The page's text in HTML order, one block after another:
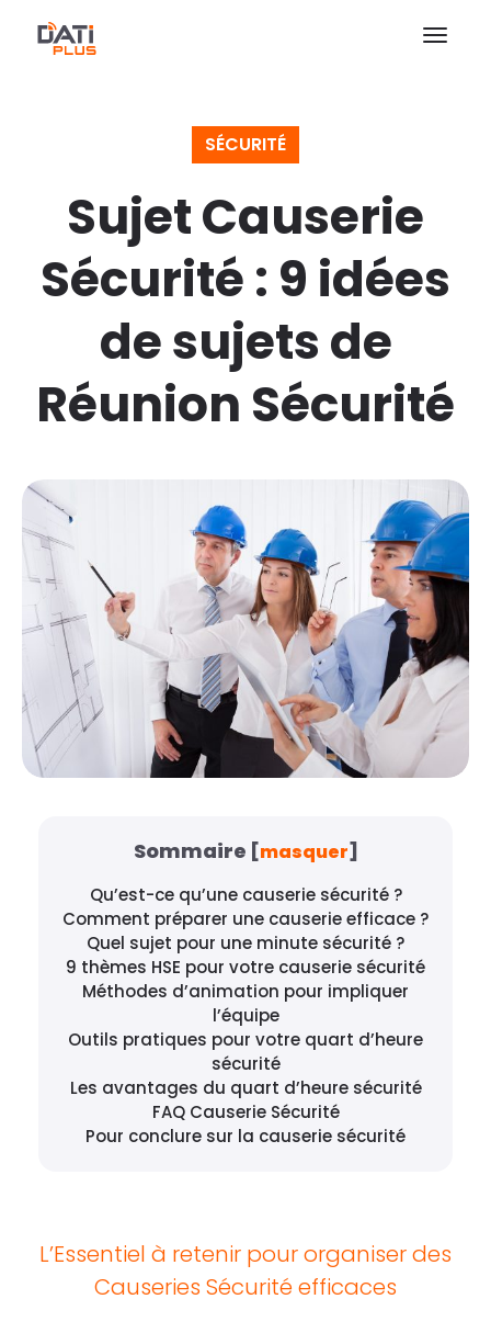
SÉCURITÉ
Sujet Causerie
Sécurité : 9 idées
de sujets de
Réunion Sécurité
Sommaire [masquer]
Qu’est-ce qu’une causerie sécurité ?
Comment préparer une causerie efficace ?
Quel sujet pour une minute sécurité ?
9 thèmes HSE pour votre causerie sécurité
Méthodes d’animation pour impliquer
l’équipe
Outils pratiques pour votre quart d’heure
sécurité
Les avantages du quart d’heure sécurité
FAQ Causerie Sécurité
Pour conclure sur la causerie sécurité
L’Essentiel à retenir pour organiser des
Causeries Sécurité efficaces